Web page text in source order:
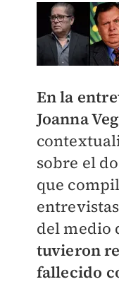
En la
Joanna
sobre el
que
del medio
tuvieron
fallecido